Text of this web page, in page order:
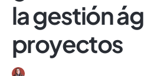
la gestión
proyectos